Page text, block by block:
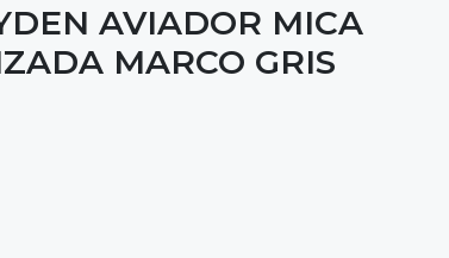
AVIADOR MICA
MARCO GRIS